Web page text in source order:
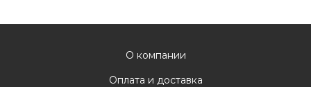
О компании
Оплата и доставка